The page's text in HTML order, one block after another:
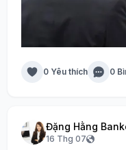
0 Yêu thích 0
Đặng Hằng
16 Thg 07